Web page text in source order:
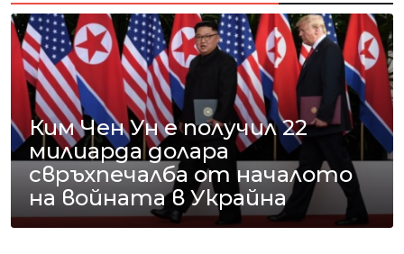
Ким Чен Ун е получил 22
милиарда долара
свръхпечалба от началото
на войната в Украйна